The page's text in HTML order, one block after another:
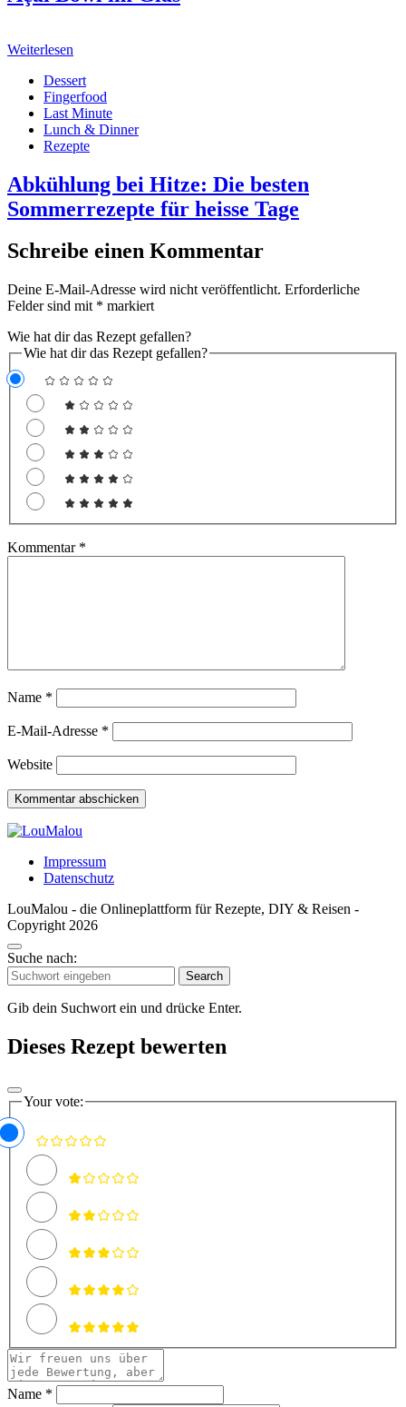
Weiterlesen
Dessert
Fingerfood
Last Minute
Lunch & Dinner
Rezepte
Abkühlung bei Hitze: Die besten
Sommerrezepte für heisse Tage
Schreibe einen Kommentar
Deine E-Mail-Adresse wird nicht veröffentlicht. Erforderliche
Felder sind mit * markiert
Wie hat dir das Rezept gefallen?
Wie hat dir das Rezept gefallen?
Kommentar *
Name *
E-Mail-Adresse *
Website
Impressum
Datenschutz
LouMalou - die Onlineplattform für Rezepte, DIY & Reisen -
Copyright 2026
Suche nach:
Search
Gib dein Suchwort ein und drücke Enter.
Dieses Rezept bewerten
Your vote:
Name *